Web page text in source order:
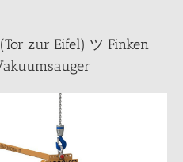
zur Eifel) ツ Finken